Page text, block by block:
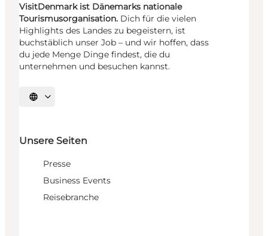
VisitDenmark ist Dänemarks nationale
Tourismusorganisation. Dich für die vielen
Highlights des Landes zu begeistern, ist
buchstäblich unser Job – und wir hoffen, dass
du jede Menge Dinge findest, die du
unternehmen und besuchen kannst.
Sprache auswählen
Unsere Seiten
Presse
Business Events
Reisebranche